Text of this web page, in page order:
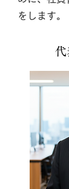
をします。